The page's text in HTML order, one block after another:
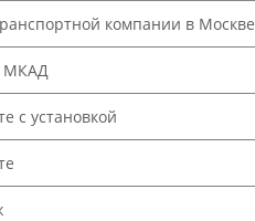
компании в Москве
МКАД
с установкой